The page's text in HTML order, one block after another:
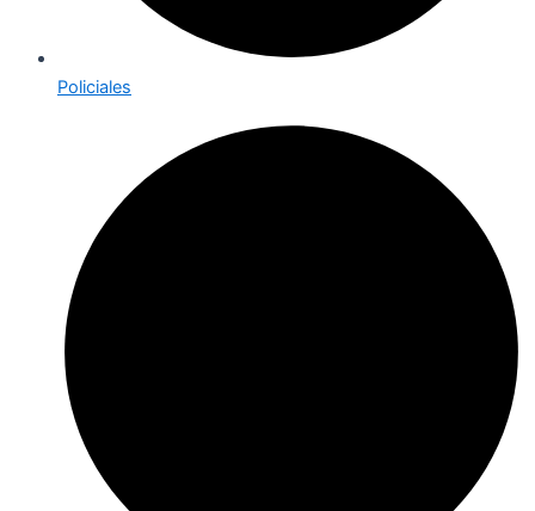
Policiales